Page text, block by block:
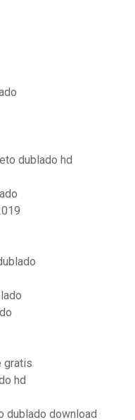
dublado hd
gratis
hd
dublado download